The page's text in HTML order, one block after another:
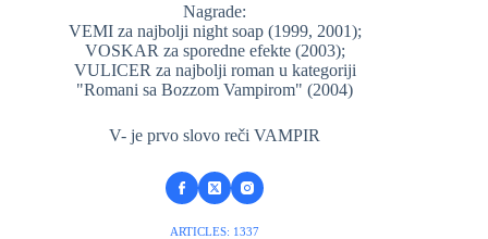
Nagrade:
VEMI za najbolji night soap (1999, 2001);
VOSKAR za sporedne efekte (2003);
VULICER za najbolji roman u kategoriji
"Romani sa Bozzom Vampirom" (2004)
V- je prvo slovo reči VAMPIR
ARTICLES: 1337